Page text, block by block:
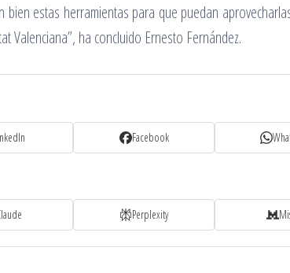
bien estas herramientas para que puedan
Valenciana”, ha concluido Ernesto Fernández.
Facebook
Perplexity